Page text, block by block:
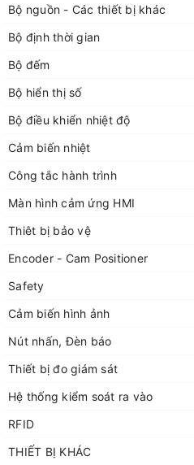
Bộ nguồn - Các thiết bị khác
Bộ định thời gian
Bộ đếm
Bộ hiển thị số
Bộ điều khiển nhiệt độ
Cảm biến nhiệt
Công tắc hành trình
Màn hình cảm ứng HMI
Thiêt bị bảo vệ
Encoder - Cam Positioner
Safety
Cảm biến hình ảnh
Nút nhấn, Đèn báo
Thiết bị đo giám sát
Hệ thống kiểm soát ra vào
RFID
THIẾT BỊ KHÁC